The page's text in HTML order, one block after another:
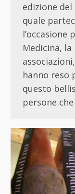
edizione del
quale
Medicina,
hanno reso
questo
persone